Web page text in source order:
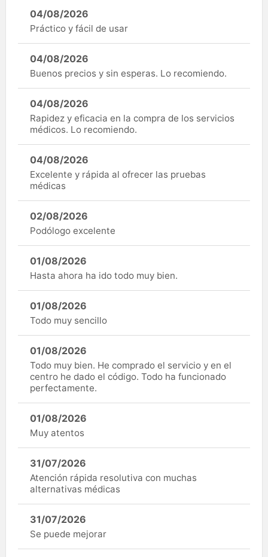
04/08/2026
Práctico y fácil de usar
04/08/2026
Buenos precios y sin esperas. Lo recomiendo.
04/08/2026
Rapidez y eficacia en la compra de los servicios
médicos. Lo recomiendo.
04/08/2026
Excelente y rápida al ofrecer las pruebas
médicas
02/08/2026
Podólogo excelente
01/08/2026
Hasta ahora ha ido todo muy bien.
01/08/2026
Todo muy sencillo
01/08/2026
Todo muy bien. He comprado el servicio y en el
centro he dado el código. Todo ha funcionado
perfectamente.
01/08/2026
Muy atentos
31/07/2026
Atención rápida resolutiva con muchas
alternativas médicas
31/07/2026
Se puede mejorar